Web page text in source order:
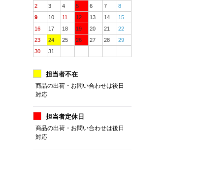
2
3 4 5 6 7
8
9
10 11 12 13 14
15
16
17 18 19 20 21
22
23
24 25 26 27 28
29
30
31
担当者不在
商品の出荷・お問い合わせは後日
対応
担当者定休日
商品の出荷・お問い合わせは後日
対応